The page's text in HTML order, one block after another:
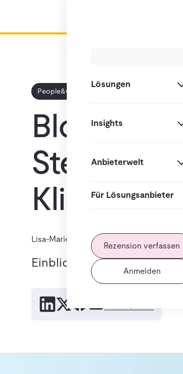
Lösungen
Insights
Anbieterwelt
Für Lösungsanbieter
Rezension verfassen
Anmelden
People&Culture Aus der Praxis
Blond,
Steuer –
Klischee
Lisa-Marie Karusseit
Einblicke in das Leben